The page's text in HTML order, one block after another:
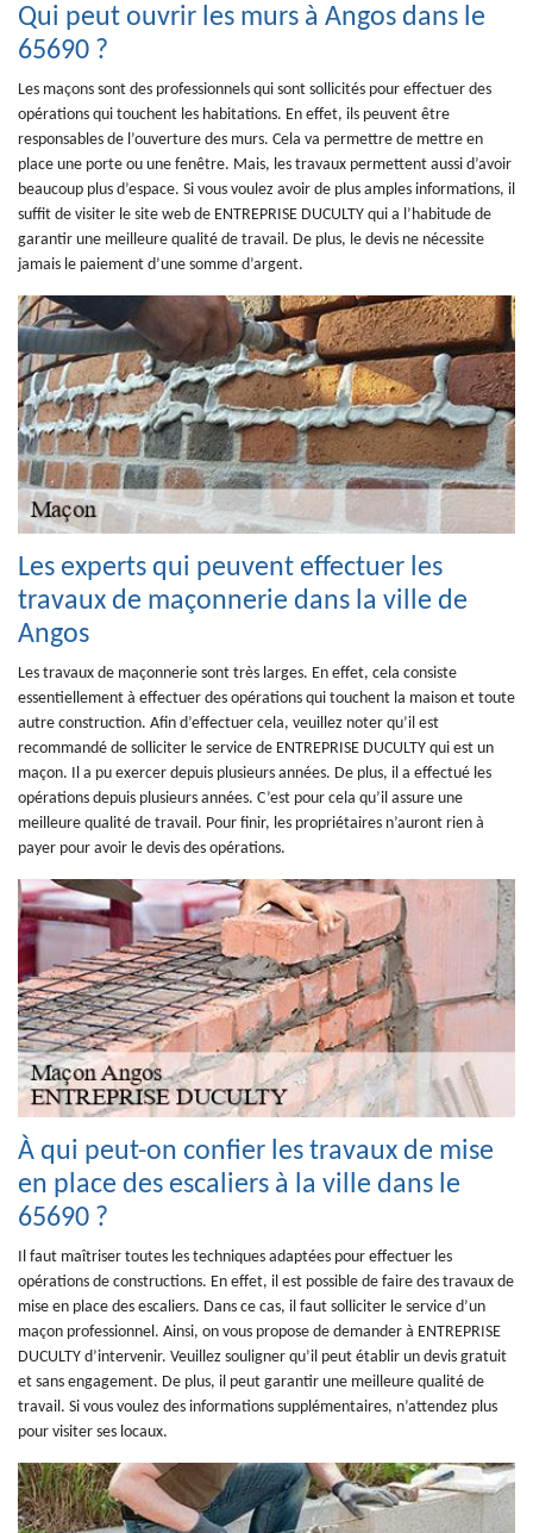
Qui peut ouvrir les murs à Angos dans le
65690 ?
Les maçons sont des professionnels qui sont sollicités pour effectuer des
opérations qui touchent les habitations. En effet, ils peuvent être
responsables de l’ouverture des murs. Cela va permettre de mettre en
place une porte ou une fenêtre. Mais, les travaux permettent aussi d’avoir
beaucoup plus d’espace. Si vous voulez avoir de plus amples informations, il
suffit de visiter le site web de ENTREPRISE DUCULTY qui a l’habitude de
garantir une meilleure qualité de travail. De plus, le devis ne nécessite
jamais le paiement d’une somme d’argent.
Les experts qui peuvent effectuer les
travaux de maçonnerie dans la ville de
Angos
Les travaux de maçonnerie sont très larges. En effet, cela consiste
essentiellement à effectuer des opérations qui touchent la maison et toute
autre construction. Afin d’effectuer cela, veuillez noter qu’il est
recommandé de solliciter le service de ENTREPRISE DUCULTY qui est un
maçon. Il a pu exercer depuis plusieurs années. De plus, il a effectué les
opérations depuis plusieurs années. C’est pour cela qu’il assure une
meilleure qualité de travail. Pour finir, les propriétaires n’auront rien à
payer pour avoir le devis des opérations.
À qui peut-on confier les travaux de mise
en place des escaliers à la ville dans le
65690 ?
Il faut maîtriser toutes les techniques adaptées pour effectuer les
opérations de constructions. En effet, il est possible de faire des travaux de
mise en place des escaliers. Dans ce cas, il faut solliciter le service d’un
maçon professionnel. Ainsi, on vous propose de demander à ENTREPRISE
DUCULTY d’intervenir. Veuillez souligner qu’il peut établir un devis gratuit
et sans engagement. De plus, il peut garantir une meilleure qualité de
travail. Si vous voulez des informations supplémentaires, n’attendez plus
pour visiter ses locaux.